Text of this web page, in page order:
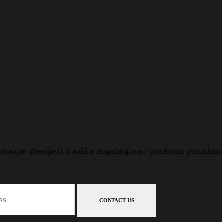
obavijesti o našim događanjima i posebnim